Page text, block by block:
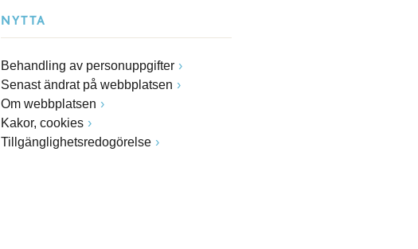
NYTTA
Behandling av personuppgifter
Senast ändrat på webbplatsen
Om webbplatsen
Kakor, cookies
Tillgänglighetsredogörelse